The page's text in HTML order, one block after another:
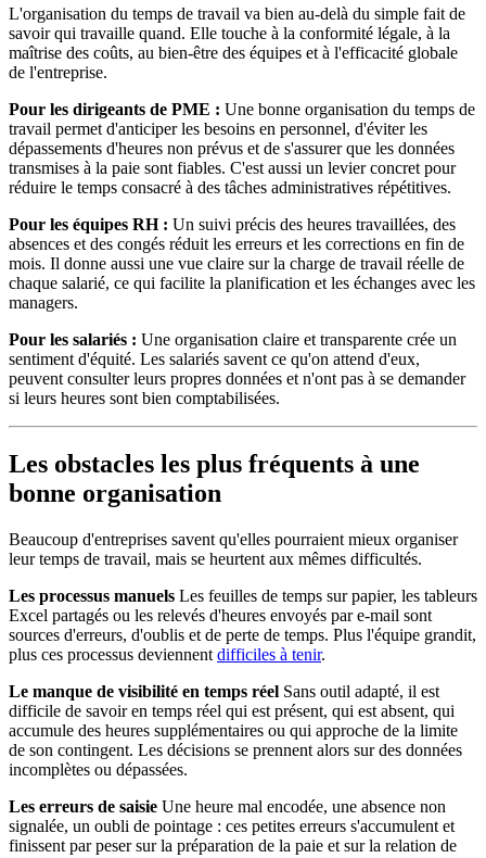
L'organisation du temps de travail va bien au-delà du simple fait de
savoir qui travaille quand. Elle touche à la conformité légale, à la
maîtrise des coûts, au bien-être des équipes et à l'efficacité globale
de l'entreprise.
Pour les dirigeants de PME : Une bonne organisation du temps de
travail permet d'anticiper les besoins en personnel, d'éviter les
dépassements d'heures non prévus et de s'assurer que les données
transmises à la paie sont fiables. C'est aussi un levier concret pour
réduire le temps consacré à des tâches administratives répétitives.
Pour les équipes RH : Un suivi précis des heures travaillées, des
absences et des congés réduit les erreurs et les corrections en fin de
mois. Il donne aussi une vue claire sur la charge de travail réelle de
chaque salarié, ce qui facilite la planification et les échanges avec les
managers.
Pour les salariés : Une organisation claire et transparente crée un
sentiment d'équité. Les salariés savent ce qu'on attend d'eux,
peuvent consulter leurs propres données et n'ont pas à se demander
si leurs heures sont bien comptabilisées.
Les obstacles les plus fréquents à une
bonne organisation
Beaucoup d'entreprises savent qu'elles pourraient mieux organiser
leur temps de travail, mais se heurtent aux mêmes difficultés.
Les processus manuels Les feuilles de temps sur papier, les tableurs
Excel partagés ou les relevés d'heures envoyés par e-mail sont
sources d'erreurs, d'oublis et de perte de temps. Plus l'équipe grandit,
plus ces processus deviennent difficiles à tenir.
Le manque de visibilité en temps réel Sans outil adapté, il est
difficile de savoir en temps réel qui est présent, qui est absent, qui
accumule des heures supplémentaires ou qui approche de la limite
de son contingent. Les décisions se prennent alors sur des données
incomplètes ou dépassées.
Les erreurs de saisie Une heure mal encodée, une absence non
signalée, un oubli de pointage : ces petites erreurs s'accumulent et
finissent par peser sur la préparation de la paie et sur la relation de